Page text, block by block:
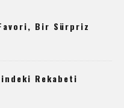
Bir Sürpriz
Rekabeti